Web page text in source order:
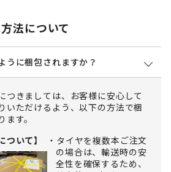
法について
うに梱包されますか？
つきましては、お客様に安心して
いただけるよう、以下の方法で梱
す。
ついて】
タイヤを複数本ご注文
の場合は、輸送時の安
全性を確保するため、